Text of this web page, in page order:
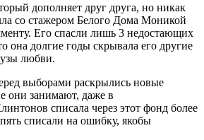
дополняет друг друга, но никак
со стажером Белого Дома Моникой
Его спасли лишь 3 недостающих
она долгие годы скрывала его другие
любви.
выборами раскрылись новые
они занимают, даже в
списала через этот фонд более
списали на ошибку, якобы